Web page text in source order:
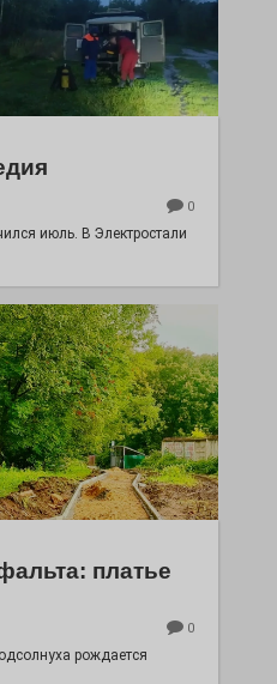
0
июль. В Электростали
платье
0
рождается